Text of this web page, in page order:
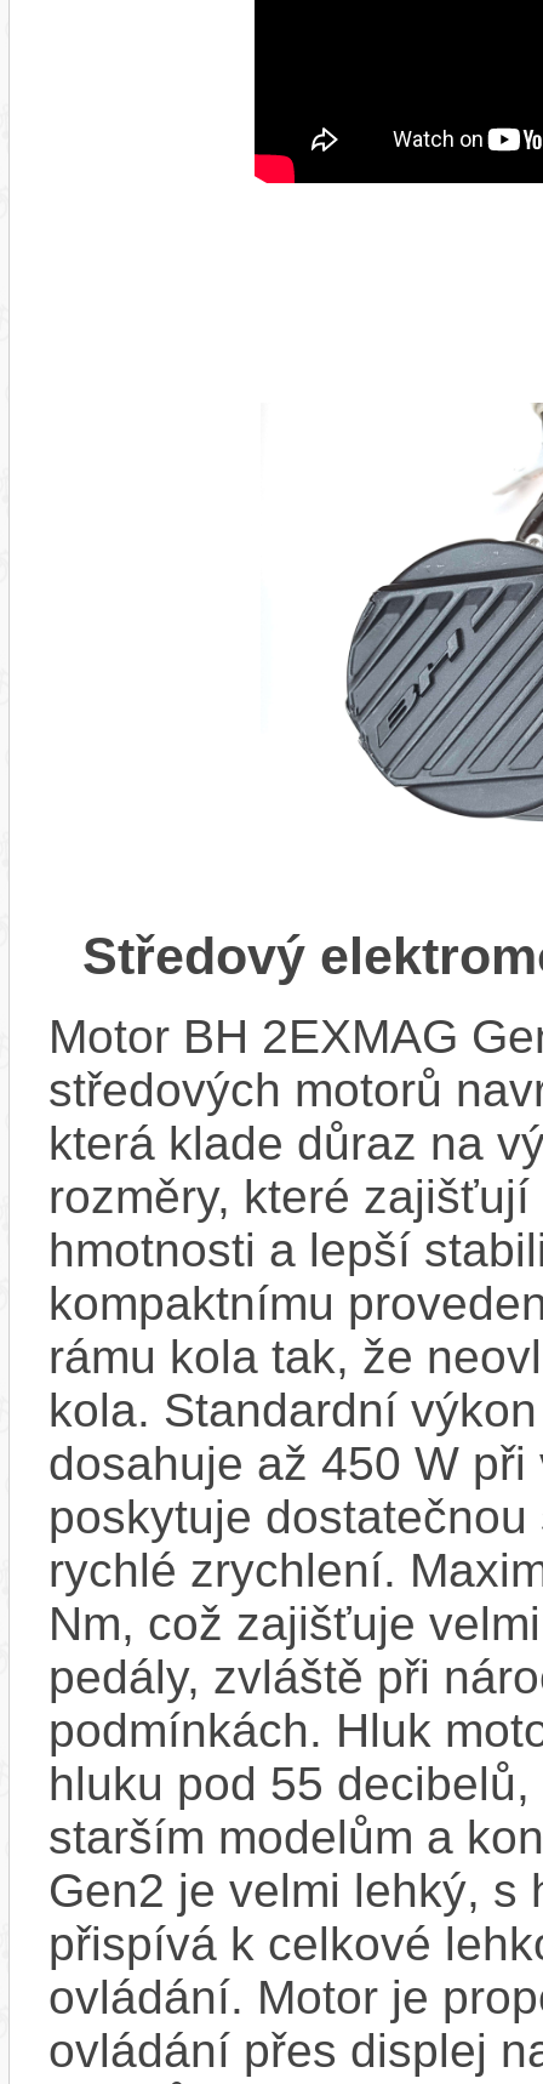
Středový
Motor BH 2EXMAG
středových motorů
která klade důraz na
rozměry, které
hmotnosti a lepší
kompaktnímu
rámu kola tak, že
kola. Standardní
dosahuje až 450 W
poskytuje
rychlé zrychlení.
Nm, což zajišťuje
pedály, zvláště při
podmínkách. Hluk
hluku pod 55
starším modelům a
Gen2 je velmi lehký, s
přispívá k celkové
ovládání. Motor je
ovládání přes displej